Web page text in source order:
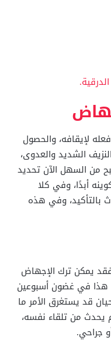
لإيقافه، والحصول
الشديد والعدوى،
من السهل الآن تحديد
أبدًا، وفي كلا
بالتأكيد، وفي هذه
يمكن ترك الإجهاض
هذا في غضون أسبوعين
قد يستغرق الأمر ما
يحدث من تلقاء نفسه،
جراحي.